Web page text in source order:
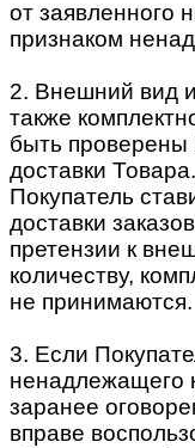
от заявленного
признаком
2. Внешний вид
также
быть
доставки
Покупатель
доставки
претензии к
количеству,
не принимаются.
3. Если
ненадлежащего
заранее
вправе